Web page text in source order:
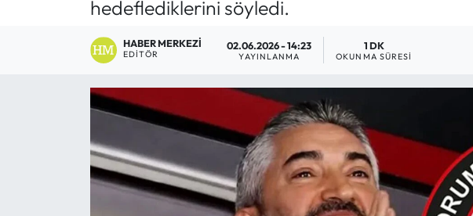
hedeflediklerini söyledi.
HABER MERKEZI
EDITÖR
02.06.2026 - 14:23
YAYINLANMA
1 DK
OKUNMA SÜRESI
Çorum Son Dakika Haberleri
Ekonomi
Son Dakika Haberleri